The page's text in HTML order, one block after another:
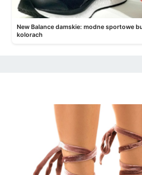
New Balance damskie: modne sportowe
kolorach